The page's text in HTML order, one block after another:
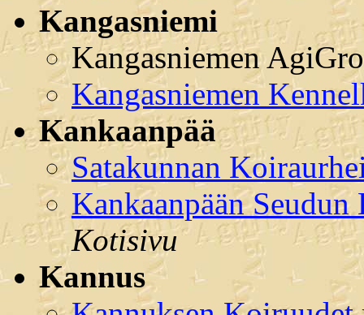
Kangasniemi
Kangasniemen
Kangasniemen
Kankaanpää
Satakunnan
Kankaanpään
Kotisivu
Kannus